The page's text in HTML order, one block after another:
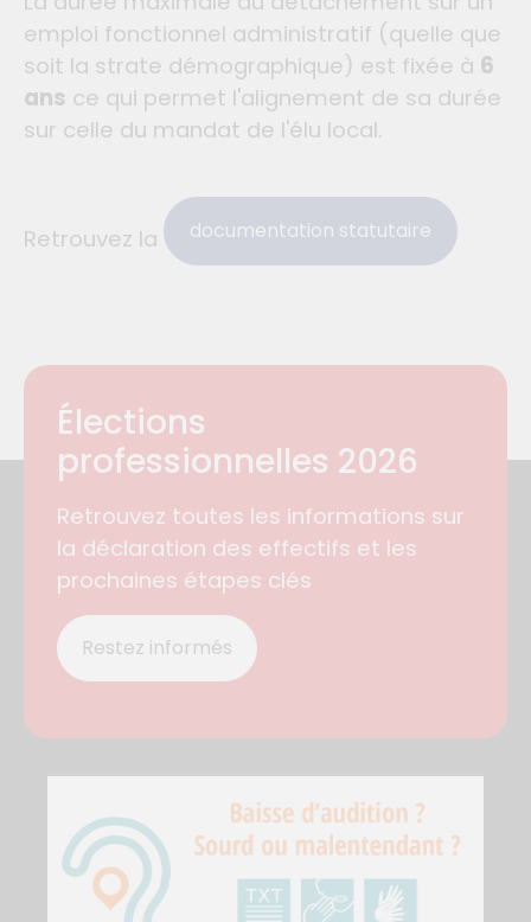
emploi fonctionnel administratif (quelle que
soit la strate démographique) est fixée à 6
ans ce qui permet l'alignement de sa durée
sur celle du mandat de l'élu local.
Retrouvez la documentation statutaire
Élections
professionnelles 2026
Retrouvez toutes les informations sur
la déclaration des effectifs et les
prochaines étapes clés
Restez informés